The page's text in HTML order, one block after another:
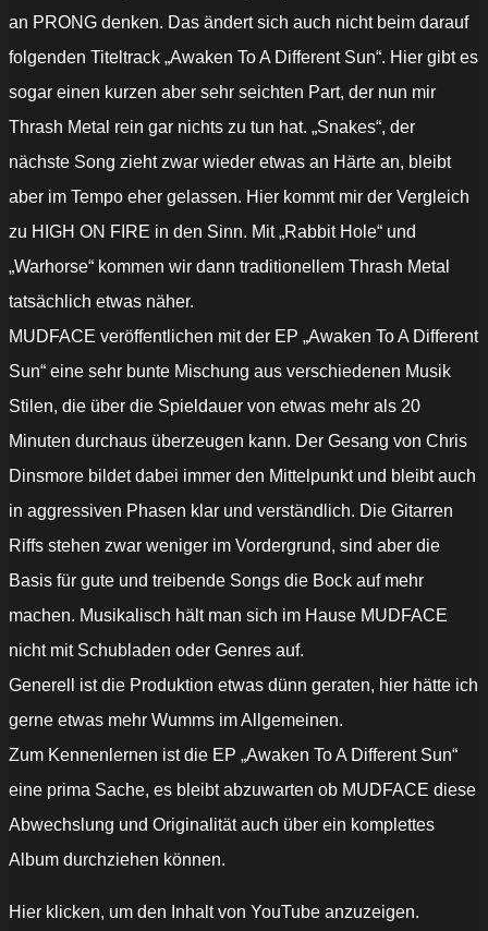
an PRONG denken. Das ändert sich auch nicht beim darauf
folgenden Titeltrack „Awaken To A Different Sun“. Hier gibt es
sogar einen kurzen aber sehr seichten Part, der nun mir
Thrash Metal rein gar nichts zu tun hat. „Snakes“, der
nächste Song zieht zwar wieder etwas an Härte an, bleibt
aber im Tempo eher gelassen. Hier kommt mir der Vergleich
zu HIGH ON FIRE in den Sinn. Mit „Rabbit Hole“ und
„Warhorse“ kommen wir dann traditionellem Thrash Metal
tatsächlich etwas näher.
MUDFACE veröffentlichen mit der EP „Awaken To A Different
Sun“ eine sehr bunte Mischung aus verschiedenen Musik
Stilen, die über die Spieldauer von etwas mehr als 20
Minuten durchaus überzeugen kann. Der Gesang von Chris
Dinsmore bildet dabei immer den Mittelpunkt und bleibt auch
in aggressiven Phasen klar und verständlich. Die Gitarren
Riffs stehen zwar weniger im Vordergrund, sind aber die
Basis für gute und treibende Songs die Bock auf mehr
machen. Musikalisch hält man sich im Hause MUDFACE
nicht mit Schubladen oder Genres auf.
Generell ist die Produktion etwas dünn geraten, hier hätte ich
gerne etwas mehr Wumms im Allgemeinen.
Zum Kennenlernen ist die EP „Awaken To A Different Sun“
eine prima Sache, es bleibt abzuwarten ob MUDFACE diese
Abwechslung und Originalität auch über ein komplettes
Album durchziehen können.
„Awaken
to
Hier klicken, um den Inhalt von YouTube anzuzeigen.